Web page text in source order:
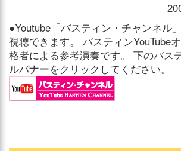
●Youtube「バスティン・チャンネル
視聴できます。 バスティンYouTube
格者による参考演奏です。 下のバス
ルバナーをクリックしてください。